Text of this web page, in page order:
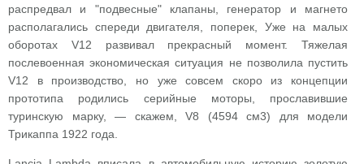
распредвал и "подвесные" клапаны, генератор и магнето
располагались спереди двигателя, поперек, Уже на малых
оборотах V12 развивал прекрасный момент. Тяжелая
послевоенная экономическая ситуация не позволила пустить
V12 в производство, но уже совсем скоро из концепции
прототипа родились серийные моторы, прославившие
туринскую марку, — скажем, V8 (4594 см3) для модели
Трикаппа 1922 года.